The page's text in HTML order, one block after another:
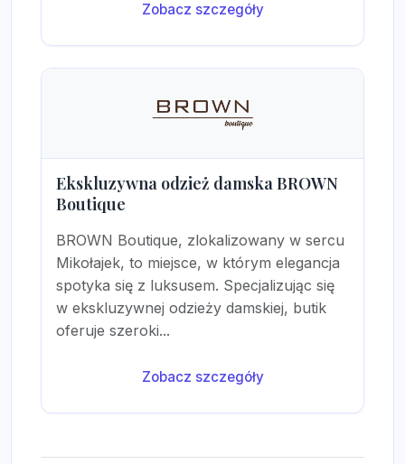
Zobacz szczegóły
Ekskluzywna odzież damska BROWN
Boutique
BROWN Boutique, zlokalizowany w sercu
Mikołajek, to miejsce, w którym elegancja
spotyka się z luksusem. Specjalizując się
w ekskluzywnej odzieży damskiej, butik
oferuje szeroki...
Zobacz szczegóły